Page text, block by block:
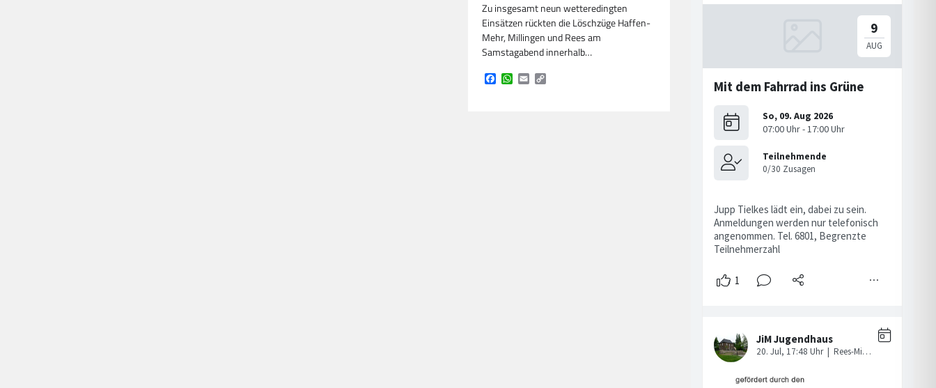
Zu insgesamt neun wetteredingten
Einsätzen rückten die Löschzüge Haffen-
Mehr, Millingen und Rees am
Samstagabend innerhalb…
Facebook
WhatsApp
Email